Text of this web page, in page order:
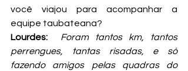
você viajou para acompanhar a
equipe taubateana?
Lourdes:
Foram tantos km, tantos
perrengues, tantas risadas, e só
fazendo amigos pelas quadras do